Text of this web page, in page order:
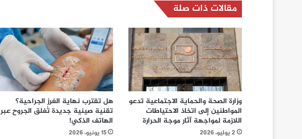
مقالات ذات صلة
وزارة الصحة والحماية الاجتماعية تدعو
المواطنين إلى اتخاذ الاحتياطات
اللازمة لمواجهة آثار موجة الحرارة
2 يوليو، 2026
هل تقترب نهاية الغرز الجراحية؟
تقنية صينية جديدة تُغلق الجروح عبر
الهاتف الذكي!
15 يونيو، 2026